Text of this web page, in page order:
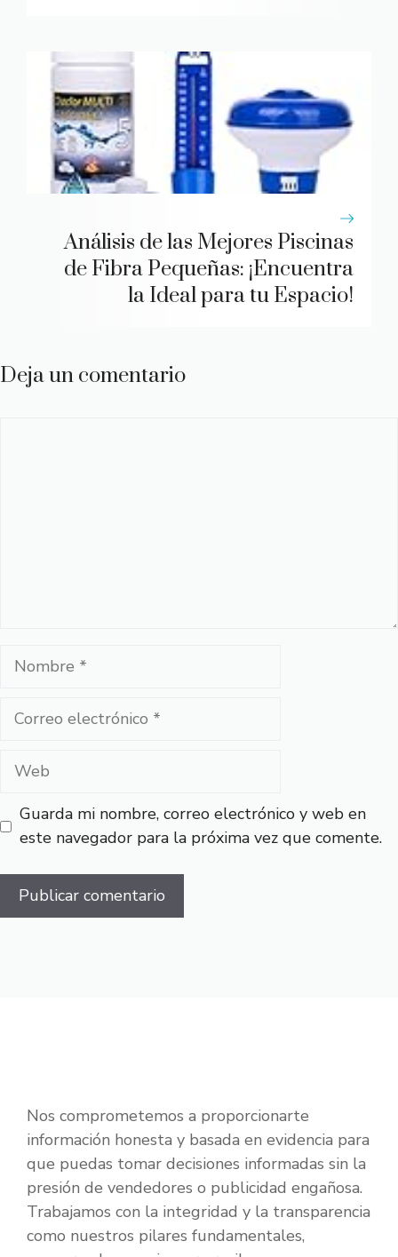
Análisis de las Mejores Piscinas
de Fibra Pequeñas: ¡Encuentra
la Ideal para tu Espacio!
Deja un comentario
Nombre
Correo
Web
Guarda mi nombre, correo electrónico y web en
este navegador para la próxima vez que comente.
Nos comprometemos a proporcionarte
información honesta y basada en evidencia para
que puedas tomar decisiones informadas sin la
presión de vendedores o publicidad engañosa.
Trabajamos con la integridad y la transparencia
como nuestros pilares fundamentales,